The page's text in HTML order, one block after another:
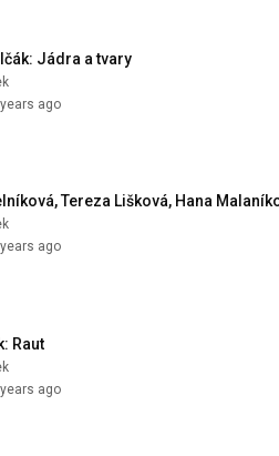
Jádra a tvary
ago
Tereza Lišková, Hana
ago
Raut
ago